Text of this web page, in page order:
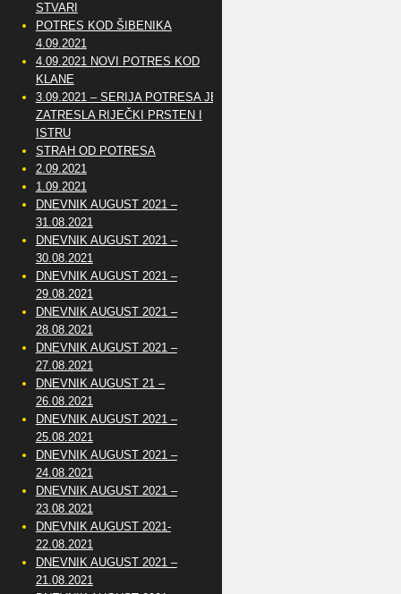
STVARI
POTRES KOD ŠIBENIKA
4.09.2021
4.09.2021 NOVI POTRES KOD
KLANE
3.09.2021 – SERIJA POTRESA JE
ZATRESLA RIJEČKI PRSTEN I
ISTRU
STRAH OD POTRESA
2.09.2021
1.09.2021
DNEVNIK AUGUST 2021 –
31.08.2021
DNEVNIK AUGUST 2021 –
30.08.2021
DNEVNIK AUGUST 2021 –
29.08.2021
DNEVNIK AUGUST 2021 –
28.08.2021
DNEVNIK AUGUST 2021 –
27.08.2021
DNEVNIK AUGUST 21 –
26.08.2021
DNEVNIK AUGUST 2021 –
25.08.2021
DNEVNIK AUGUST 2021 –
24.08.2021
DNEVNIK AUGUST 2021 –
23.08.2021
DNEVNIK AUGUST 2021-
22.08.2021
DNEVNIK AUGUST 2021 –
21.08.2021